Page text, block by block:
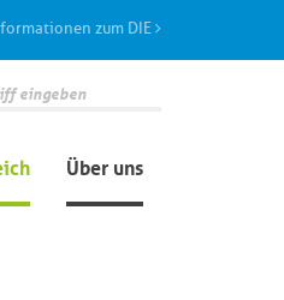
zum DIE
Über uns